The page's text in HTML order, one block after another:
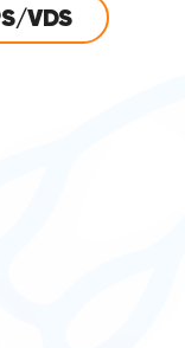
VDS